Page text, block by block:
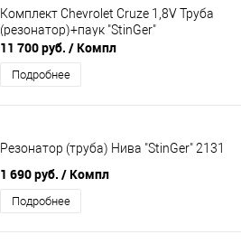
Комплект Chevrolet Cruze 1,8V Труба
(резонатор)+паук "StinGer"
11 700 руб. / Компл
Подробнее
Резонатор (труба) Нива "StinGer" 2131
1 690 руб. / Компл
Подробнее